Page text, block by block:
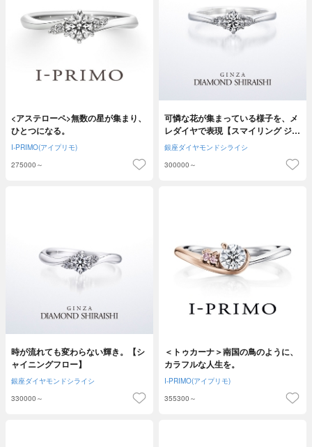
<アステローペ>無数の星が集まり、
ひとつになる。
I-PRIMO(アイプリモ)
275000～
可憐な花が集まっている様子を、メ
レダイヤで表現【スマイリング ジャ
スミン】
銀座ダイヤモンドシライシ
300000～
時が流れても変わらない輝き。【シ
ャイニングフロー】
銀座ダイヤモンドシライシ
330000～
＜トゥカーナ＞南国の鳥のように、
カラフルな人生を。
I-PRIMO(アイプリモ)
355300～